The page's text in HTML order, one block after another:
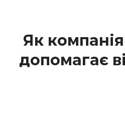
Як
допомагає